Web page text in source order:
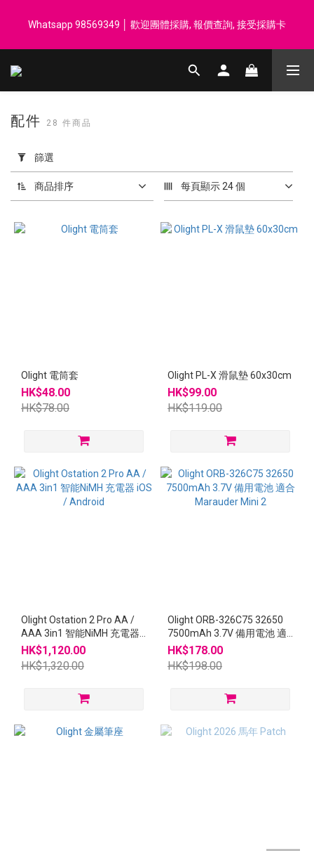
汗毛巾 韓國制 送完即止
Whatsapp 98569349 │ 歡迎團體採購, 報價查詢, 接受採購卡
登記會員享每$50回贈$1 │ 滿HK$899 送 N-rit Campack Towel 吸
用
篩
選
(0/20)
價格
配件 28 件商品
篩選
商品排序 每頁顯示 24 個
Olight 電筒套
HK$48.00
HK$78.00
Olight PL-X 滑鼠墊 60x30cm
HK$99.00
HK$119.00
Olight Ostation 2 Pro AA /
AAA 3in1 智能NiMH 充電器
iOS / Android
HK$1,120.00
HK$1,320.00
Olight ORB-326C75 32650
7500mAh 3.7V 備用電池 適
合Marauder Mini 2
HK$178.00
HK$198.00